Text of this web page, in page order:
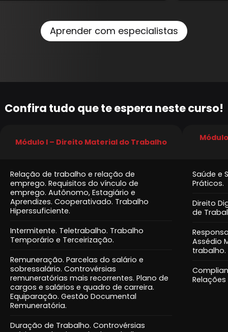
Wolters Kluwer (Espanha). Professor universitário e
pesquisador, com foco em temas contemporâneos do
Direito do Trabalho, tecnologia e transformação digital.
Aprender com especialistas
Confira tudo que te espera neste curso!
Módulo I – Direito Material do Trabalho
Relação de trabalho e relação de
emprego. Requisitos do vínculo de
emprego. Autônomo, Estagiário e
Aprendizes. Cooperativado. Trabalho
Hiperssuficiente.
Intermitente. Teletrabalho. Trabalho
Temporário e Terceirização.
Remuneração. Parcelas do salário e
sobressalário. Controvérsias
remuneratórias mais recorrentes. Plano de
cargos e salários e quadro de carreira.
Equiparação. Gestão Documental
Remuneratória.
Duração de Trabalho. Controvérsias
Saúde e
Práticos.
Direito
de
Assédio
trabalho.